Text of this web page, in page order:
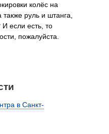
колёс на
руль и штанга,
И если есть, то
пожалуйста.
в Санкт-